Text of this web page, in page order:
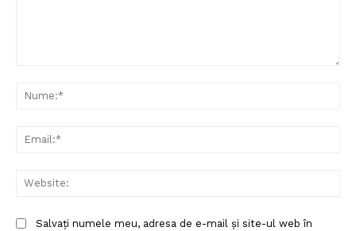
Salvați numele meu, adresa de e-mail și site-ul web în